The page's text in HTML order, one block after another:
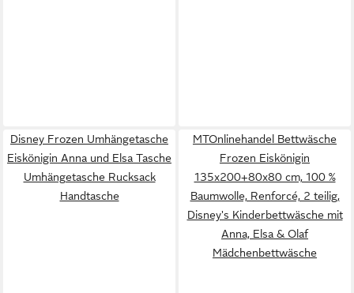
Disney Frozen Umhängetasche
Eiskönigin Anna und Elsa Tasche
Umhängetasche Rucksack
Handtasche
MTOnlinehandel Bettwäsche
Frozen Eiskönigin
135x200+80x80 cm, 100 %
Baumwolle, Renforcé, 2 teilig,
Disney's Kinderbettwäsche mit
Anna, Elsa & Olaf
Mädchenbettwäsche